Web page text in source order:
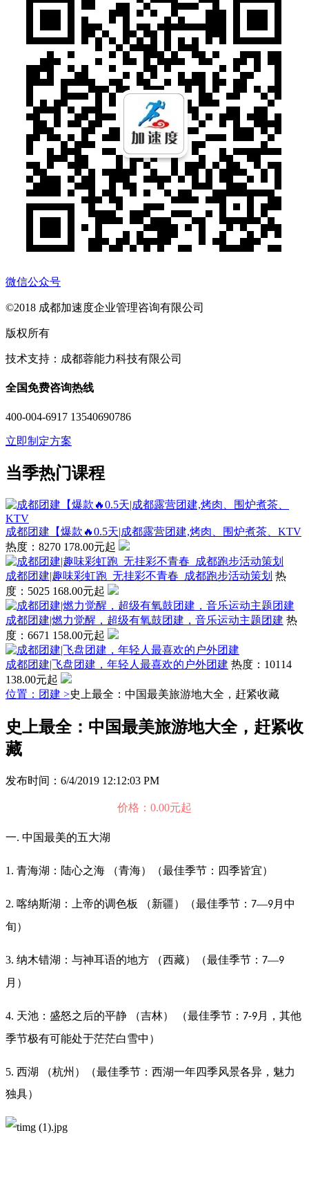
微信公众号
©2018 成都加速度企业管理咨询有限公司
版权所有
技术支持：成都蓉能力科技有限公司
全国免费咨询热线
400-004-6917 13540690786
立即制定方案
当季热门课程
成都团建【爆款🔥0.5天|成都露营团建,烤肉、围炉煮茶、KTV
热度：8270 178.00元起
成都团建|趣味彩虹跑_无挂彩不青春_成都跑步活动策划 热
度：5025 168.00元起
成都团建|燃力觉醒，超级有氧鼓团建，音乐运动主题团建 热
度：6671 158.00元起
成都团建|飞盘团建，年轻人最喜欢的户外团建 热度：10114
138.00元起
位置：团建 >史上最全：中国最美旅游地大全，赶紧收藏
史上最全：中国最美旅游地大全，赶紧收
藏
发布时间：6/4/2019 12:12:03 PM
价格：0.00元起
一. 中国最美的五大湖
1. 青海湖：陆心之海 （青海）（最佳季节：四季皆宜）
2. 喀纳斯湖：上帝的调色板 （新疆）（最佳季节： 7—9月中
旬）
3. 纳木错湖：与神耳语的地方 （西藏）（最佳季节： 7—9
月）
4. 天池：盛怒之后的平静 （吉林） （最佳季节： 7-9月，其他
季节极有可能处于茫茫白雪中）
5. 西湖 （杭州）（最佳季节：西湖一年四季风景各异，魅力
独具）